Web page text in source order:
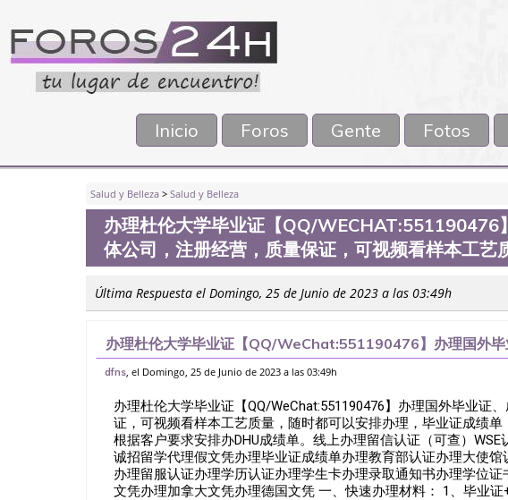
Inicio Foros Gente Fotos
Salud y Belleza > Salud y Belleza
办理杜伦大学毕业证【QQ/WECHAT:551190476
体公司，注册经营，质量保证，可视频看样本工艺
Última Respuesta el Domingo, 25 de Junio de 2023 a las 03:49h
办理杜伦大学毕业证【QQ/WeChat:551190476】办理国外毕
册经营，质量保证，可视频看样本工艺质量，随时都可以安排办
dfns, el Domingo, 25 de Junio de 2023 a las 03:49h
办理杜伦大学毕业证【QQ/WeChat:551190476】办理国外毕业证
证，可视频看样本工艺质量，随时都可以安排办理，毕业证成绩
根据客户要求安排办DHU成绩单。线上办理留信认证（可查）WSE
诚招留学代理假文凭办理毕业证成绩单办理教育部认证办理大使
办理留服认证办理学历认证办理学生卡办理录取通知书办理学位
文凭办理加拿大文凭办理德国文凭 一、快速办理材料： 1、毕业